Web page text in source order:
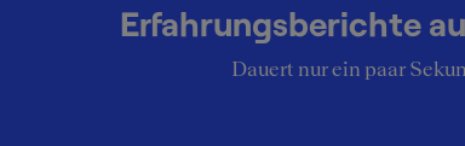
Erfahrungsberichte
Dauert nur ein paar